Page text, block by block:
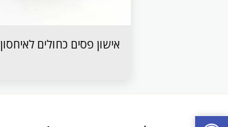
אישון פסים כחולים לאיחסון